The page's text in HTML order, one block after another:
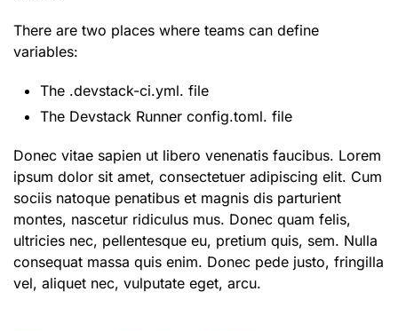
There are two places where teams can define
variables:
The .devstack-ci.yml. file
The Devstack Runner config.toml. file
Donec vitae sapien ut libero venenatis faucibus. Lorem
ipsum dolor sit amet, consectetuer adipiscing elit. Cum
sociis natoque penatibus et magnis dis parturient
montes, nascetur ridiculus mus. Donec quam felis,
ultricies nec, pellentesque eu, pretium quis, sem. Nulla
consequat massa quis enim. Donec pede justo, fringilla
vel, aliquet nec, vulputate eget, arcu.